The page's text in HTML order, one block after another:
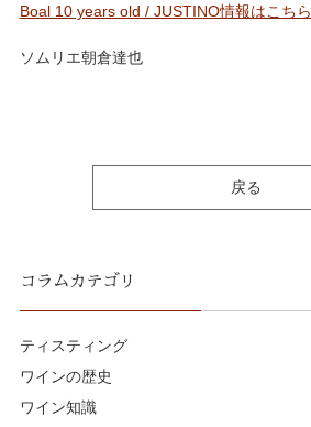
Boal 10 years old / JUSTINO情報はこちら
ソムリエ朝倉達也
戻る
コラムカテゴリ
ティスティング
ワインの歴史
ワイン知識